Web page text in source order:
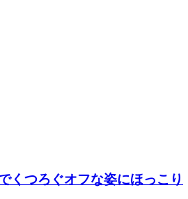
くつろぐオフな姿にほっこり